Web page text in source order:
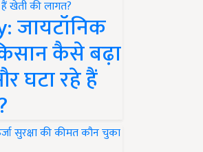
जायटॉनिक
कैसे बढ़ा
घटा रहे हैं